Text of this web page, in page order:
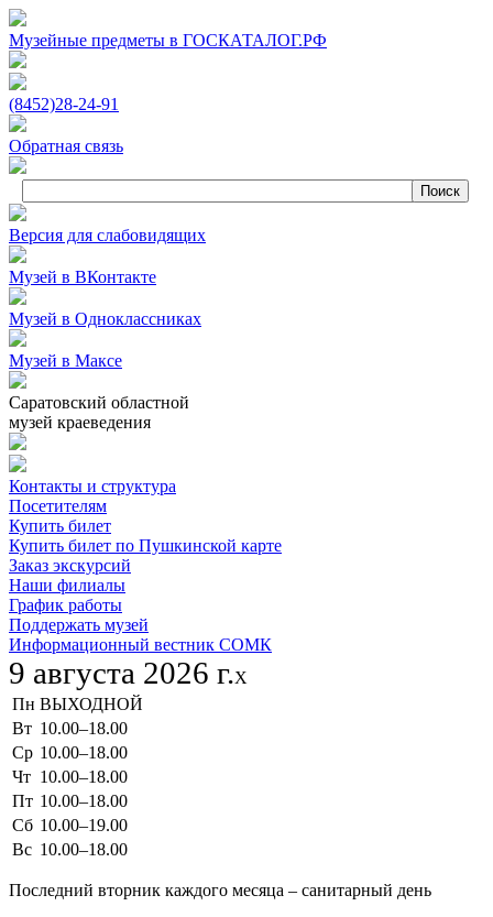
Музейные предметы в ГОСКАТАЛОГ.РФ
(8452)28‑24‑91
Обратная связь
Версия для слабовидящих
Музей в ВКонтакте
Музей в Одноклассниках
Музей в Максе
Саратовский областной
музей краеведения
Контакты и структура
Посетителям
Купить билет
Купить билет по Пушкинской карте
Заказ экскурсий
Наши филиалы
График работы
Поддержать музей
Информационный вестник СОМК
9 августа 2026 г.X
Пн ВЫХОДНОЙ
Вт 10.00–18.00
Ср 10.00–18.00
Чт 10.00–18.00
Пт 10.00–18.00
Сб 10.00–19.00
Вс 10.00–18.00
Последний вторник каждого месяца – санитарный день